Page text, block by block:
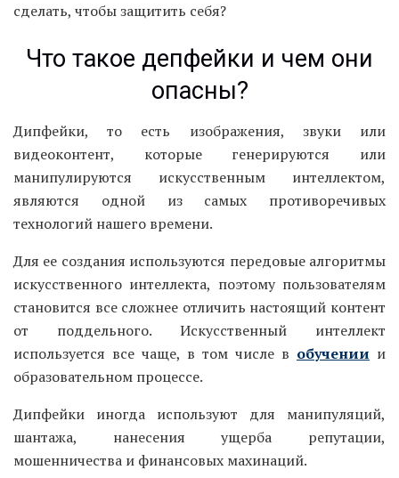
сделать, чтобы защитить себя?
Что такое депфейки и чем они
опасны?
Дипфейки, то есть изображения, звуки или
видеоконтент, которые генерируются или
манипулируются искусственным интеллектом,
являются одной из самых противоречивых
технологий нашего времени.
Для ее создания используются передовые алгоритмы
искусственного интеллекта, поэтому пользователям
становится все сложнее отличить настоящий контент
от поддельного. Искусственный интеллект
используется все чаще, в том числе в обучении и
образовательном процессе.
Дипфейки иногда используют для манипуляций,
шантажа, нанесения ущерба репутации,
мошенничества и финансовых махинаций.